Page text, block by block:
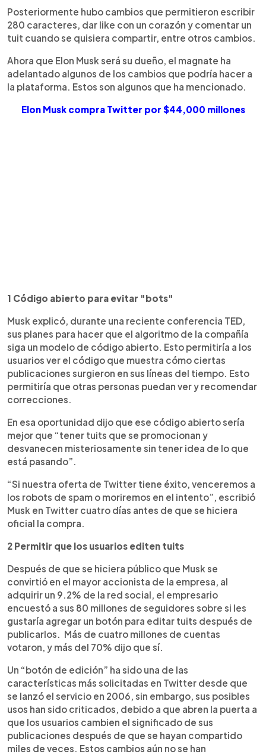
Posteriormente hubo cambios que permitieron escribir
280 caracteres, dar like con un corazón y comentar un
tuit cuando se quisiera compartir, entre otros cambios.
Ahora que Elon Musk será su dueño, el magnate ha
adelantado algunos de los cambios que podría hacer a
la plataforma. Estos son algunos que ha mencionado.
Elon Musk compra Twitter por $44,000 millones
1 Código abierto para evitar "bots"
Musk explicó, durante una reciente conferencia TED,
sus planes para hacer que el algoritmo de la compañía
siga un modelo de código abierto. Esto permitiría a los
usuarios ver el código que muestra cómo ciertas
publicaciones surgieron en sus líneas del tiempo. Esto
permitiría que otras personas puedan ver y recomendar
correcciones.
En esa oportunidad dijo que ese código abierto sería
mejor que “tener tuits que se promocionan y
desvanecen misteriosamente sin tener idea de lo que
está pasando”.
“Si nuestra oferta de Twitter tiene éxito, venceremos a
los robots de spam o moriremos en el intento”, escribió
Musk en Twitter cuatro días antes de que se hiciera
oficial la compra.
2 Permitir que los usuarios editen tuits
Después de que se hiciera público que Musk se
convirtió en el mayor accionista de la empresa, al
adquirir un 9.2% de la red social, el empresario
encuestó a sus 80 millones de seguidores sobre si les
gustaría agregar un botón para editar tuits después de
publicarlos. Más de cuatro millones de cuentas
votaron, y más del 70% dijo que sí.
Un “botón de edición” ha sido una de las
características más solicitadas en Twitter desde que
se lanzó el servicio en 2006, sin embargo, sus posibles
usos han sido criticados, debido a que abren la puerta a
que los usuarios cambien el significado de sus
publicaciones después de que se hayan compartido
miles de veces. Estos cambios aún no se han